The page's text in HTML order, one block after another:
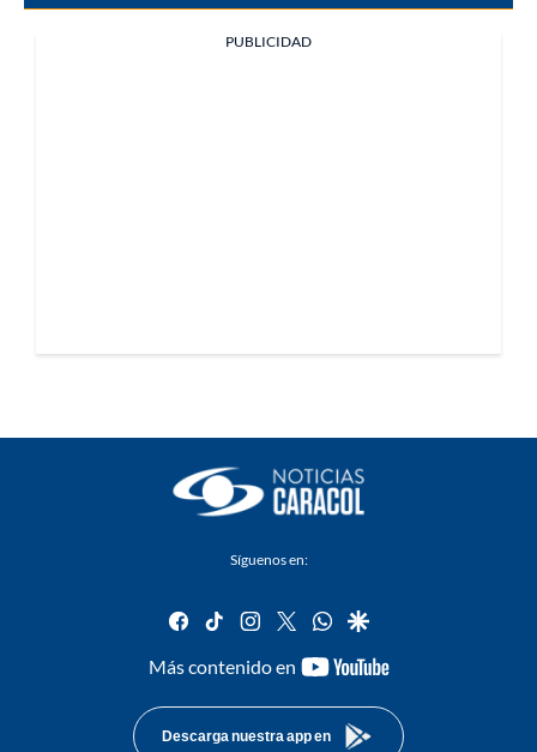
PUBLICIDAD
Síguenos en:
facebook
tiktok instagram
twitterwhatsapp
google
Más contenido en
youtube-
Descarga nuestra app en